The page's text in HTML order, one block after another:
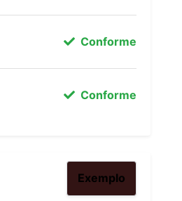
Conforme
Conforme
Exemplo